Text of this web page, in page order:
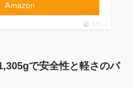
Amazon
ポチップ
で安全性と軽さのバ